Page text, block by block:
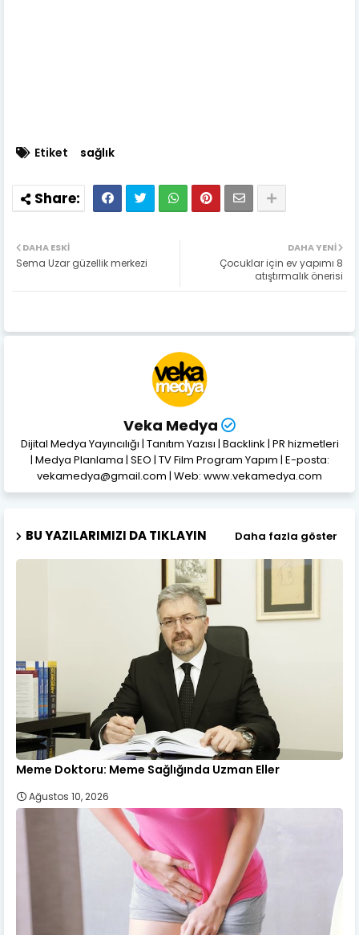
Etiket sağlık
DAHA YENI
Çocuklar için ev yapımı 8
atıştırmalık önerisi
DAHA ESKI
Sema Uzar güzellik merkezi
Veka Medya
Dijital Medya Yayıncılığı | Tanıtım Yazısı | Backlink | PR hizmetleri
| Medya Planlama | SEO | TV Film Program Yapım | E-posta:
vekamedya@gmail.com | Web: www.vekamedya.com
BU YAZILARIMIZI DA TIKLAYIN Daha fazla göster
Meme Doktoru: Meme Sağlığında Uzman Eller
Ağustos 10, 2026